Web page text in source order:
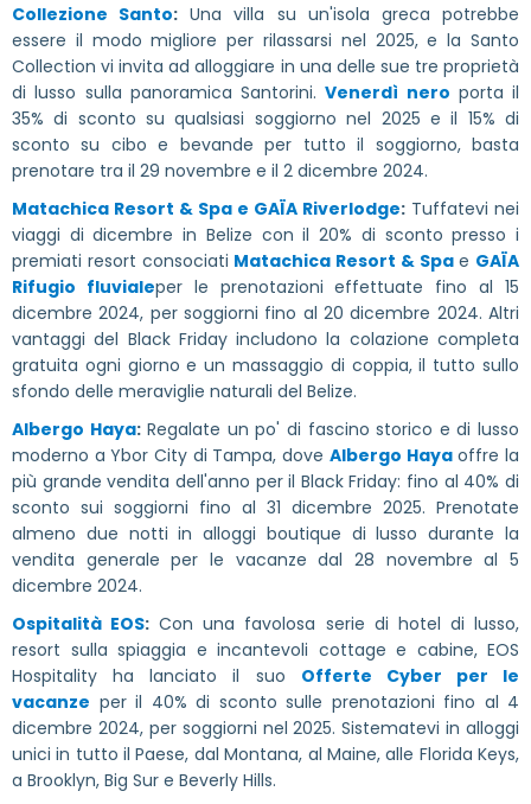
Collezione Santo: Una villa su un'isola greca potrebbe
essere il modo migliore per rilassarsi nel 2025, e la Santo
Collection vi invita ad alloggiare in una delle sue tre proprietà
di lusso sulla panoramica Santorini.Venerdì nero porta il
35% di sconto su qualsiasi soggiorno nel 2025 e il 15% di
sconto su cibo e bevande per tutto il soggiorno, basta
prenotare tra il 29 novembre e il 2 dicembre 2024.
Matachica Resort & Spa e GAÏA Riverlodge: Tuffatevi nei
viaggi di dicembre in Belize con il 20% di sconto presso i
premiati resort consociati Matachica Resort & Spae GAÏA
Rifugio fluvialeper le prenotazioni effettuate fino al 15
dicembre 2024, per soggiorni fino al 20 dicembre 2024. Altri
vantaggi del Black Friday includono la colazione completa
gratuita ogni giorno e un massaggio di coppia, il tutto sullo
sfondo delle meraviglie naturali del Belize.
Albergo Haya:Regalate un po' di fascino storico e di lusso
moderno a Ybor City di Tampa, dove Albergo Hayaoffre la
più grande vendita dell'anno per il Black Friday: fino al 40% di
sconto sui soggiorni fino al 31 dicembre 2025. Prenotate
almeno due notti in alloggi boutique di lusso durante la
vendita generale per le vacanze dal 28 novembre al 5
dicembre 2024.
Ospitalità EOS: Con una favolosa serie di hotel di lusso,
resort sulla spiaggia e incantevoli cottage e cabine, EOS
Hospitality ha lanciato il suo Offerte Cyber per le
vacanze per il 40% di sconto sulle prenotazioni fino al 4
dicembre 2024, per soggiorni nel 2025. Sistematevi in alloggi
unici in tutto il Paese, dal Montana, al Maine, alle Florida Keys,
a Brooklyn, Big Sur e Beverly Hills.